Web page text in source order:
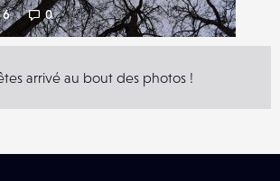
6 0
arrivé au bout des photos !